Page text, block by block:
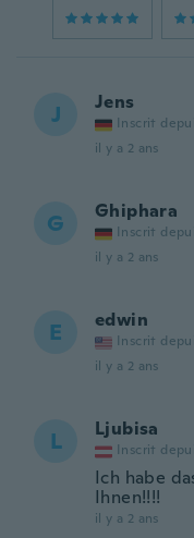
J Jens
Inscrit
il y a 2 ans
G Ghiphara
Inscrit
il y a 2 ans
E edwin
Inscrit
il y a 2 ans
L Ljubisa
Inscrit
Ich habe
Ihnen!!!!
il y a 2 ans